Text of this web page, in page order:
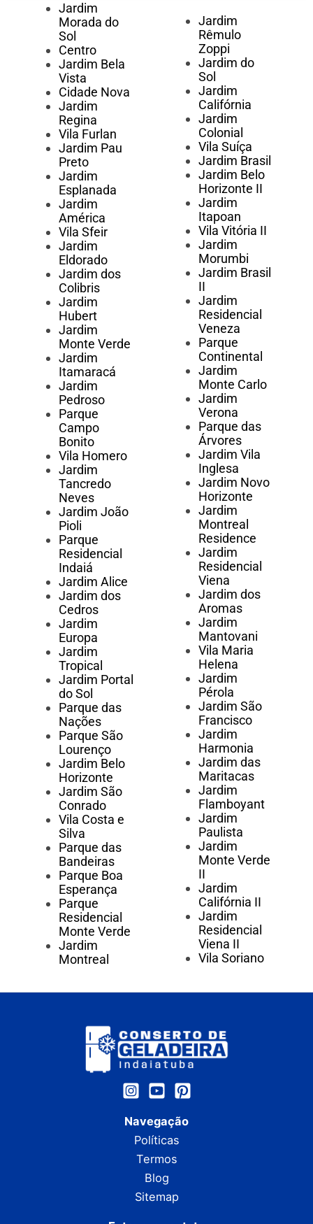
Jardim
Morada do
Sol
Centro
Jardim Bela
Vista
Cidade Nova
Jardim
Regina
Vila Furlan
Jardim Pau
Preto
Jardim
Esplanada
Jardim
América
Vila Sfeir
Jardim
Eldorado
Jardim dos
Colibris
Jardim
Hubert
Jardim
Monte Verde
Jardim
Itamaracá
Jardim
Pedroso
Parque
Campo
Bonito
Vila Homero
Jardim
Tancredo
Neves
Jardim João
Pioli
Parque
Residencial
Indaiá
Jardim Alice
Jardim dos
Cedros
Jardim
Europa
Jardim
Tropical
Jardim Portal
do Sol
Parque das
Nações
Parque São
Lourenço
Jardim Belo
Horizonte
Jardim São
Conrado
Vila Costa e
Silva
Parque das
Bandeiras
Parque Boa
Esperança
Parque
Residencial
Monte Verde
Jardim
Montreal
Jardim
Rêmulo
Zoppi
Jardim do
Sol
Jardim
Califórnia
Jardim
Colonial
Vila Suíça
Jardim Brasil
Jardim Belo
Horizonte II
Jardim
Itapoan
Vila Vitória II
Jardim
Morumbi
Jardim Brasil
II
Jardim
Residencial
Veneza
Parque
Continental
Jardim
Monte Carlo
Jardim
Verona
Parque das
Árvores
Jardim Vila
Inglesa
Jardim Novo
Horizonte
Jardim
Montreal
Residence
Jardim
Residencial
Viena
Jardim dos
Aromas
Jardim
Mantovani
Vila Maria
Helena
Jardim
Pérola
Jardim São
Francisco
Jardim
Harmonia
Jardim das
Maritacas
Jardim
Flamboyant
Jardim
Paulista
Jardim
Monte Verde
II
Jardim
Califórnia II
Jardim
Residencial
Viena II
Vila Soriano
Navegação
Políticas
Termos
Blog
Sitemap